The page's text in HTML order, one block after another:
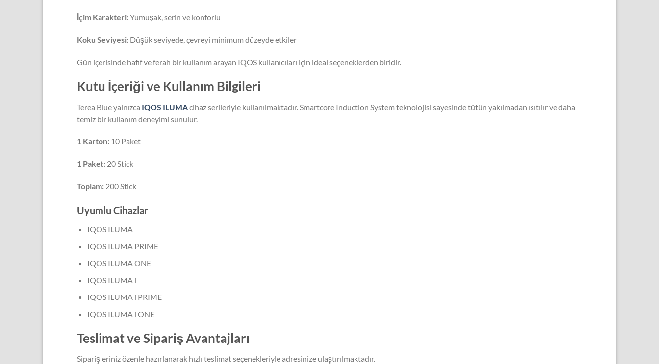
İçim Karakteri:Yumuşak, serin ve konforlu
Koku Seviyesi: Düşük seviyede, çevreyi minimum düzeyde etkiler
Gün içerisinde hafif ve ferah bir kullanım arayan IQOS kullanıcıları için ideal seçeneklerden biridir.
Kutu İçeriği ve Kullanım Bilgileri
Terea Blue yalnızca IQOS ILUMAcihaz serileriyle kullanılmaktadır. Smartcore Induction System teknolojisi sayesinde tütün yakılmadan ısıtılır ve daha
temiz bir kullanım deneyimi sunulur.
1 Karton: 10 Paket
1 Paket: 20 Stick
Toplam: 200 Stick
Uyumlu Cihazlar
IQOS ILUMA
IQOS ILUMA PRIME
IQOS ILUMA ONE
IQOS ILUMA i
IQOS ILUMA i PRIME
IQOS ILUMA i ONE
Teslimat ve Sipariş Avantajları
Siparişleriniz özenle hazırlanarak hızlı teslimat seçenekleriyle adresinize ulaştırılmaktadır.